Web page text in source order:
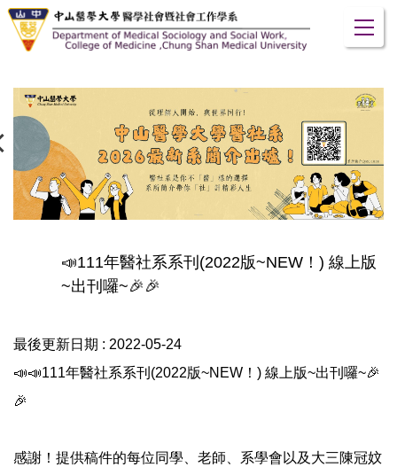
跳
到
容
區
📣111年醫社系系刊(2022版~NEW！) 線上版
~出刊囉~🎉🎉
最後更新日期 : 2022-05-24
📣📣111年醫社系系刊(2022版~NEW！) 線上版~出刊囉~🎉
🎉
感謝！提供稿件的每位同學、老師、系學會以及大三陳冠妏